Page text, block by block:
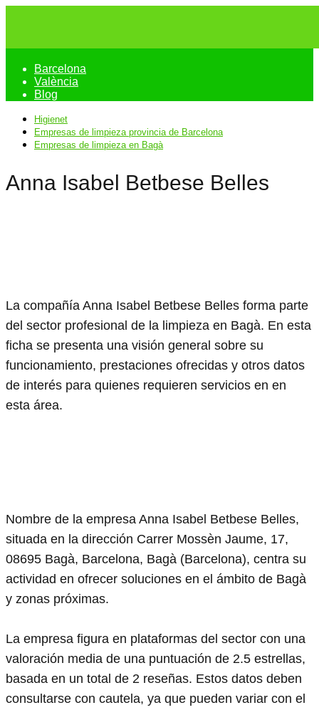
Barcelona
València
Blog
Higienet
Empresas de limpieza provincia de Barcelona
Empresas de limpieza en Bagà
Anna Isabel Betbese Belles
La compañía Anna Isabel Betbese Belles forma parte
del sector profesional de la limpieza en Bagà. En esta
ficha se presenta una visión general sobre su
funcionamiento, prestaciones ofrecidas y otros datos
de interés para quienes requieren servicios en en
esta área.
Nombre de la empresa Anna Isabel Betbese Belles,
situada en la dirección Carrer Mossèn Jaume, 17,
08695 Bagà, Barcelona, Bagà (Barcelona), centra su
actividad en ofrecer soluciones en el ámbito de Bagà
y zonas próximas.
La empresa figura en plataformas del sector con una
valoración media de una puntuación de 2.5 estrellas,
basada en un total de 2 reseñas. Estos datos deben
consultarse con cautela, ya que pueden variar con el